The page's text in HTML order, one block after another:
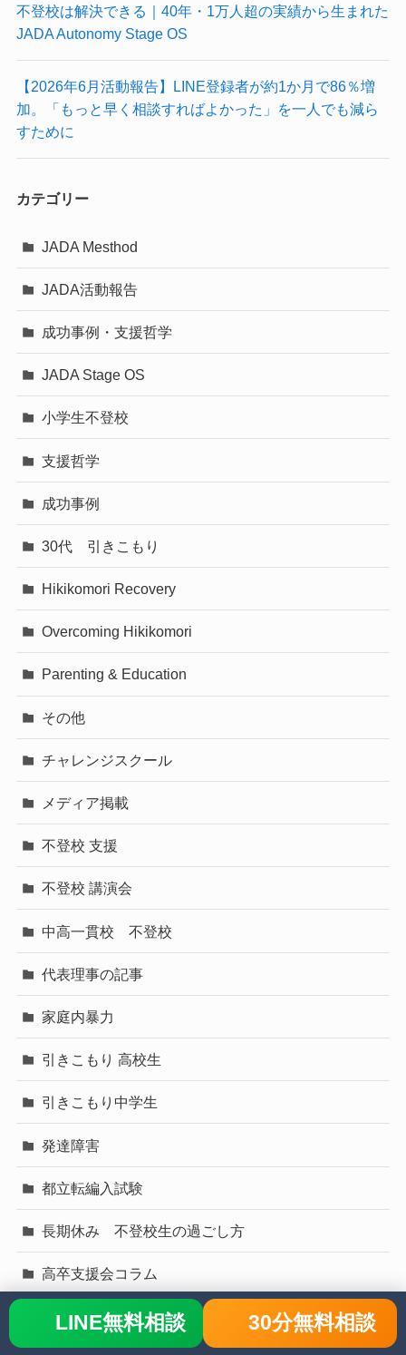
不登校は解決できる｜40年・1万人超の実績から生まれた
JADA Autonomy Stage OS
【2026年6月活動報告】LINE登録者が約1か月で86％増
加。「もっと早く相談すればよかった」を一人でも減ら
すために
カテゴリー
JADA Mesthod
JADA活動報告
成功事例・支援哲学
JADA Stage OS
小学生不登校
支援哲学
成功事例
30代 引きこもり
Hikikomori Recovery
Overcoming Hikikomori
Parenting & Education
その他
チャレンジスクール
メディア掲載
不登校 支援
不登校 講演会
中高一貫校 不登校
代表理事の記事
家庭内暴力
引きこもり 高校生
引きこもり中学生
発達障害
都立転編入試験
長期休み 不登校生の過ごし方
高卒支援会コラム
高校転校
LINE無料相談 30分無料相談